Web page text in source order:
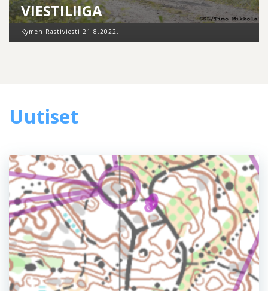
VIESTILIIGA
Kymen Rastiviesti 21.8.2022.
Uutiset